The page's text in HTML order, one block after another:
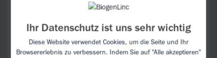
Ihr Datenschutz ist uns sehr wichtig
Diese Website verwendet Cookies, um die Seite und Ihr
Browsererlebnis zu verbessern. Indem Sie auf "Alle akzeptieren"
der Marinade vermischen und kurz ziehen
In der Zwischenzeit die Backpapierbögen
jeweils in der Mitte durchschneiden oder